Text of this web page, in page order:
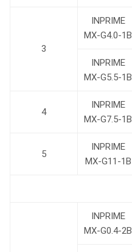
3
INPRIME
MX-G4.0-1B
INPRIME
MX-G5.5-1B
4
INPRIME
MX-G7.5-1B
5
INPRIME
MX-G11-1B
INPRIME
MX-G0.4-2B